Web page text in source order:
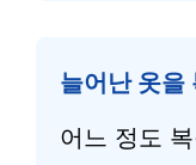
늘어난 옷을
어느 정도